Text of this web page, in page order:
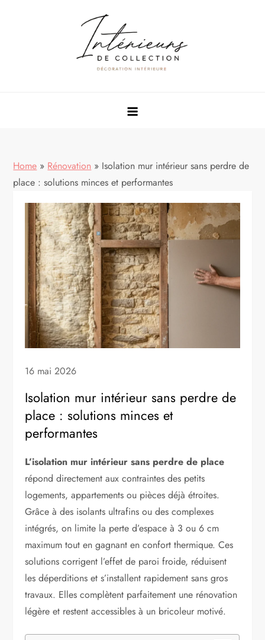
Home » Rénovation » Isolation mur intérieur sans perdre de
place : solutions minces et performantes
16 mai 2026
Isolation mur intérieur sans perdre de
place : solutions minces et
performantes
L’isolation mur intérieur sans perdre de place
répond directement aux contraintes des petits
logements, appartements ou pièces déjà étroites.
Grâce à des isolants ultrafins ou des complexes
intégrés, on limite la perte d’espace à 3 ou 6 cm
maximum tout en gagnant en confort thermique. Ces
solutions corrigent l’effet de paroi froide, réduisent
les déperditions et s’installent rapidement sans gros
travaux. Elles complètent parfaitement une rénovation
légère et restent accessibles à un bricoleur motivé.